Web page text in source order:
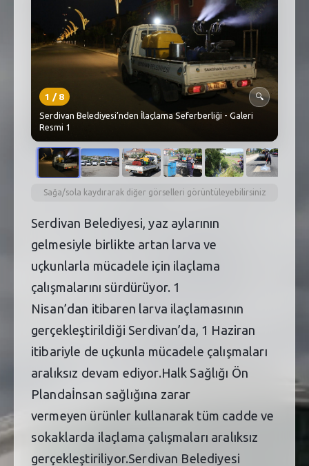
1 /8
🔍
Serdivan Belediyesi’nden İlaçlama Seferberliği - Galeri
Resmi 1
Sağa/sola kaydırarak diğer görselleri görüntüleyebilirsiniz
Serdivan Belediyesi, yaz aylarının
gelmesiyle birlikte artan larva ve
uçkunlarla mücadele için ilaçlama
çalışmalarını sürdürüyor. 1
Nisan’dan itibaren larva ilaçlamasının
gerçekleştirildiği Serdivan’da, 1 Haziran
itibariyle de uçkunla mücadele çalışmaları
aralıksız devam ediyor.Halk Sağlığı Ön
Plandaİnsan sağlığına zarar
vermeyen ürünler kullanarak tüm cadde ve
sokaklarda ilaçlama çalışmaları aralıksız
gerçekleştiriliyor.Serdivan Belediyesi
SEBİK
E NÖBETÇI ECZANELER
SABSIS - AFET
TRAFIKPARK
PARKLAR
PAZAR YERLERI
ATIK YÖNETIM
PLANETARYUM